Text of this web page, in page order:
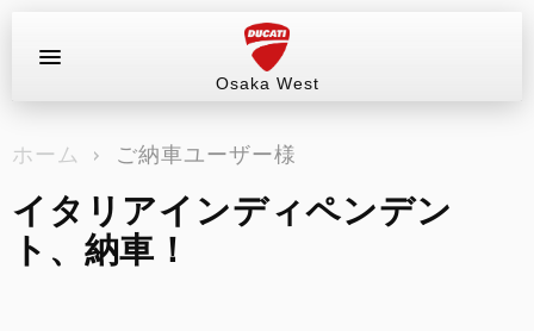
Osaka West
ラインアップ
サービス情報
ホーム ご納車ユーザー様
イタリアインディペンデン
ト、納車！